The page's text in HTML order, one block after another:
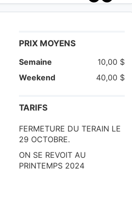
PRIX MOYENS
Semaine
10,00 $
Weekend
40,00 $
TARIFS
FERMETURE DU TERAIN LE
29 OCTOBRE.
ON SE REVOIT AU
PRINTEMPS 2024